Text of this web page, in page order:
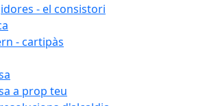
- el consistori
- cartipàs
a prop teu